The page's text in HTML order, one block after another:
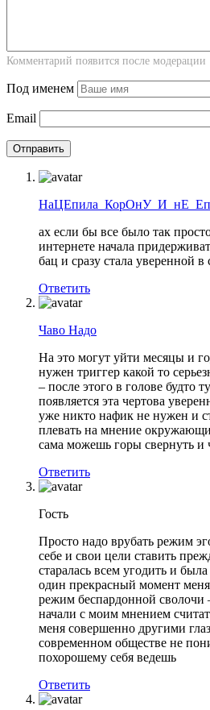
Комментарий появится после модерации
Под именем
Email
ах если бы все было так
интернете начала
бац и сразу стала уверенной
Ответить
Чаво Надо
На это могут уйти месяцы и
нужен триггер какой то
– после этого в голове будто
появляется эта чертова
уже никто нафик не нужен и
плевать на мнение
сама можешь горы свернуть и
Ответить
Гость
Просто надо врубать режим
себе и свои цели ставить
старалась всем угодить и
один прекрасный момент
режим беспардонной сволочи
начали с моим мнением
меня совершенно другими
современном обществе не
похорошему себя ведешь
Ответить